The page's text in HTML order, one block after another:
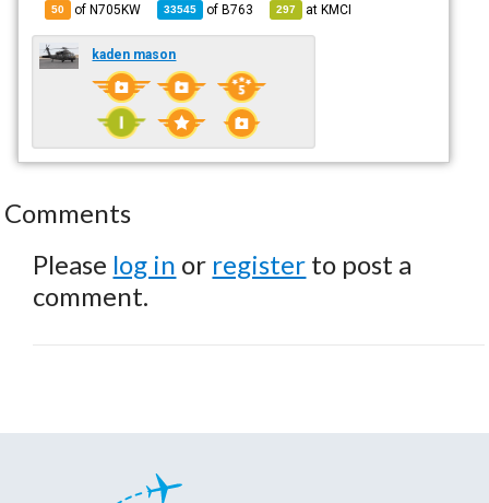
50 of N705KW 33545 ofB763 297 atKMCI
kaden mason
Comments
Please log in or register to post a
comment.